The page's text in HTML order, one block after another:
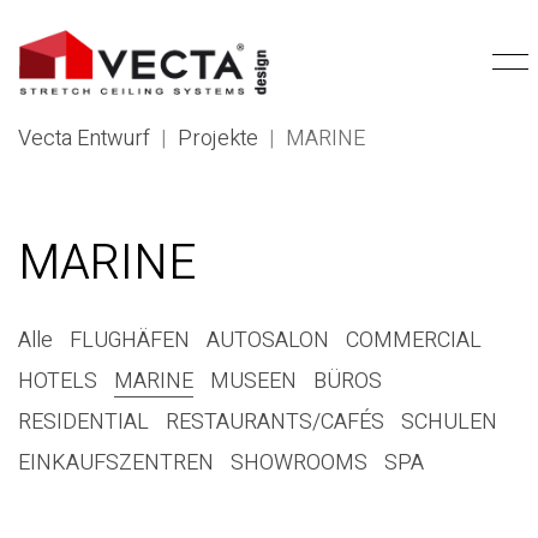
Vecta Entwurf | Projekte | MARINE
MARINE
Alle FLUGHÄFEN AUTOSALON COMMERCIAL
HOTELS MARINE MUSEEN
BÜROS
RESIDENTIAL RESTAURANTS/CAFÉS SCHULEN
EINKAUFSZENTREN SHOWROOMS SPA